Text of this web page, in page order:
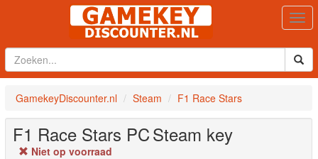
GamekeyDiscounter.nl Steam F1 Race Stars
F1 Race Stars PCSteam key
Niet op voorraad